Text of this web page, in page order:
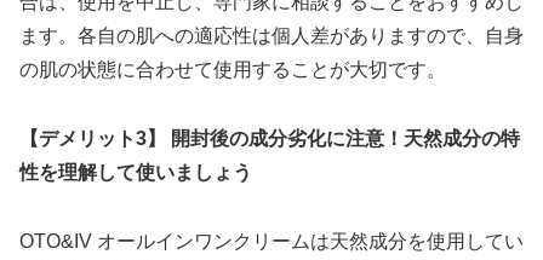
ます。各自の肌への適応性は個人差がありますので、自身
の肌の状態に合わせて使用することが大切です。
【デメリット3】 開封後の成分劣化に注意！天然成分の特
性を理解して使いましょう
OTO&IV オールインワンクリームは天然成分を使用してい